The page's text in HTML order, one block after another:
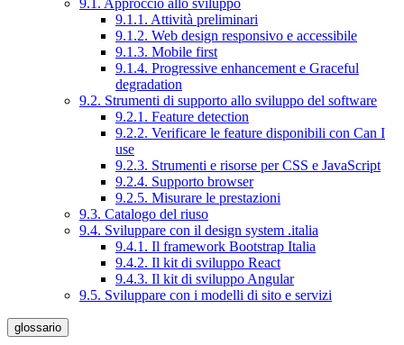
9.1. Approccio allo sviluppo
9.1.1. Attività preliminari
9.1.2. Web design responsivo e accessibile
9.1.3. Mobile first
9.1.4. Progressive enhancement e Graceful
degradation
9.2. Strumenti di supporto allo sviluppo del software
9.2.1. Feature detection
9.2.2. Verificare le feature disponibili con Can I
use
9.2.3. Strumenti e risorse per CSS e JavaScript
9.2.4. Supporto browser
9.2.5. Misurare le prestazioni
9.3. Catalogo del riuso
9.4. Sviluppare con il design system .italia
9.4.1. Il framework Bootstrap Italia
9.4.2. Il kit di sviluppo React
9.4.3. Il kit di sviluppo Angular
9.5. Sviluppare con i modelli di sito e servizi
glossario